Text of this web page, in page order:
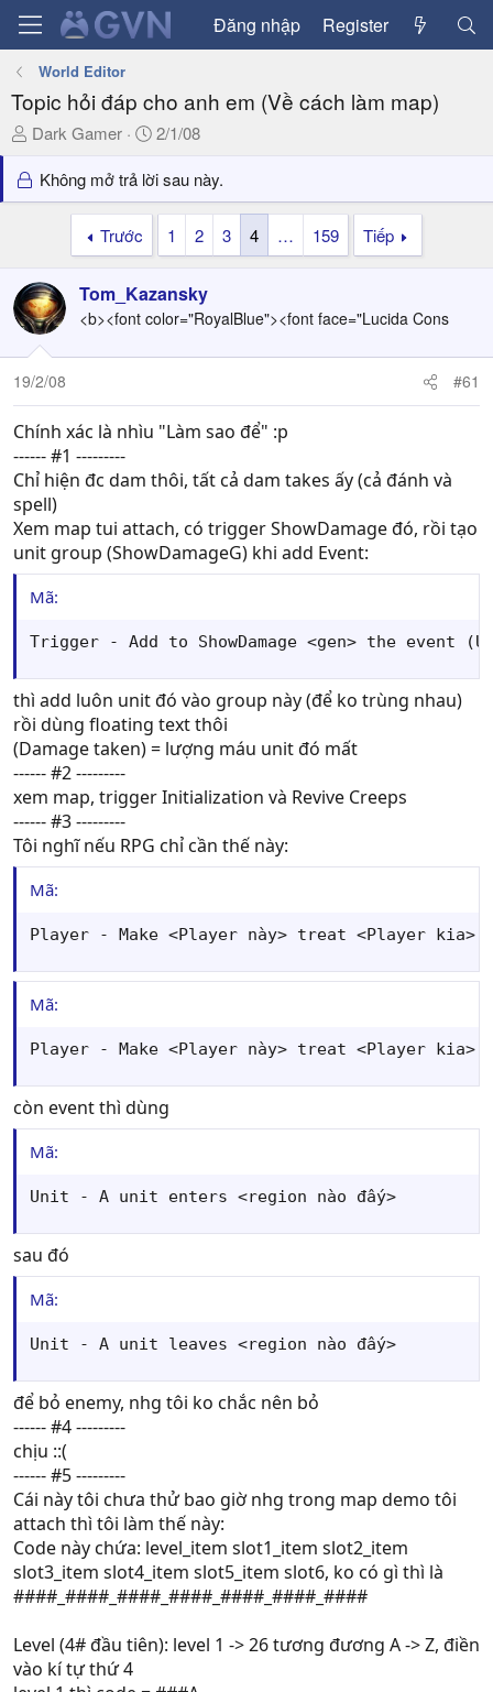
Đăng nhập Register
World Editor
Topic hỏi đáp cho anh em (Về cách làm map)
T
r
e
t
a
r
e
r
Dark Gamer
N
à
y
2/1/08
Không mở trả lời sau này.
Trước 1 2 3 4 … 159 Tiếp
Tom_Kazansky
<b><font color="RoyalBlue"><font face="Lucida Cons
19/2/08 #61
Chính xác là nhìu "Làm sao để" :p
------ #1 ---------
Chỉ hiện đc dam thôi, tất cả dam takes ấy (cả đánh và
spell)
Xem map tui attach, có trigger ShowDamage đó, rồi tạo
unit group (ShowDamageG) khi add Event:
Mã:
Trigger - Add to ShowDamage <gen> the event
thì add luôn unit đó vào group này (để ko trùng nhau)
rồi dùng floating text thôi
(Damage taken) = lượng máu unit đó mất
------ #2 ---------
xem map, trigger Initialization và Revive Creeps
------ #3 ---------
Tôi nghĩ nếu RPG chỉ cần thế này:
Mã:
Player - Make <Player này> treat <Player kia>
Mã:
Player - Make <Player này> treat <Player kia>
còn event thì dùng
Mã:
Unit - A unit enters <region nào đấy>
sau đó
Mã:
Unit - A unit leaves <region nào đấy>
để bỏ enemy, nhg tôi ko chắc nên bỏ
------ #4 ---------
chịu ::(
------ #5 ---------
Cái này tôi chưa thử bao giờ nhg trong map demo tôi
attach thì tôi làm thế này:
Code này chứa: level_item slot1_item slot2_item
slot3_item slot4_item slot5_item slot6, ko có gì thì là
####_####_####_####_####_####_####
Level (4# đầu tiên): level 1 -> 26 tương đương A -> Z, điền
vào kí tự thứ 4